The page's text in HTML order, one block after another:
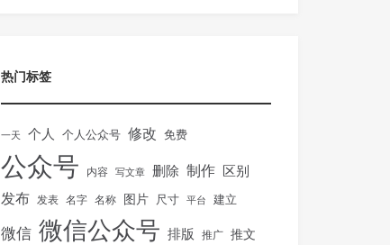
热门标签
一天 个人 个人公众号 修改 免费
公众号 内容 写文章 删除 制作 区别
发布 发表 名字 名称 图片 尺寸 平台 建立
微信 微信公众号 排版 推广 推文